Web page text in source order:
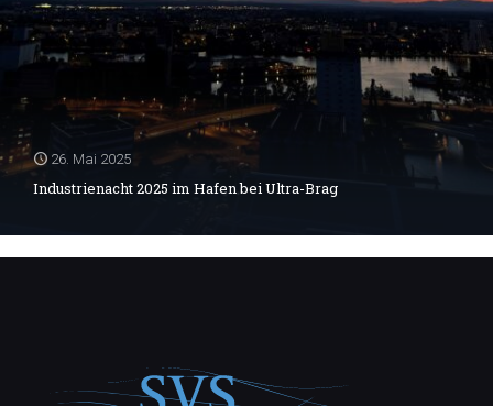
26. Mai 2025
Industrienacht 2025 im Hafen bei Ultra-Brag